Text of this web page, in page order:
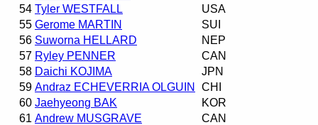
54 Tyler WESTFALL
USA
55 Gerome MARTIN
SUI
56 Suworna HELLARD
NEP
57 Ryley PENNER
CAN
58 Daichi KOJIMA
JPN
59 Andraz ECHEVERRIA OLGUIN
CHI
60 Jaehyeong BAK
KOR
61 Andrew MUSGRAVE
CAN